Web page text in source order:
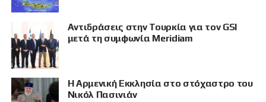
Αντιδράσεις στην Τουρκία για τον GSI
μετά τη συμφωνία Meridiam
Η Αρμενική Εκκλησία στο στόχαστρο του
Νικόλ Πασινιάν